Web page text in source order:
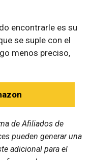
encontrarle es su
se suple con el
menos preciso,
de Afiliados de
pueden generar una
adicional para el